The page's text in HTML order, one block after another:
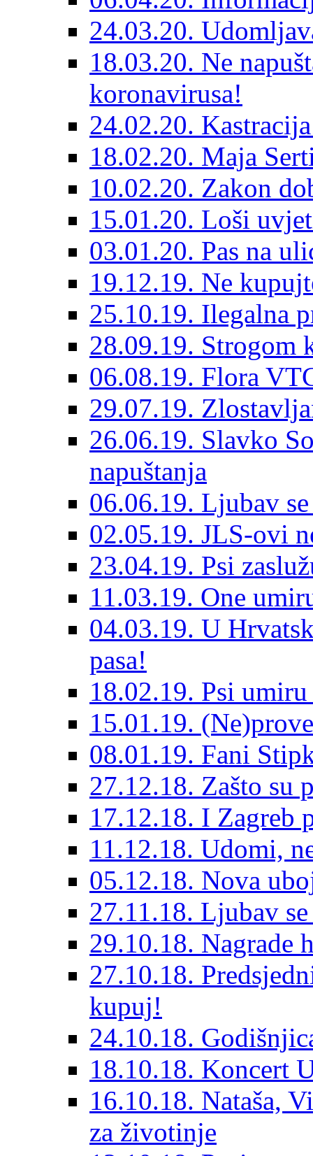
24.03.20.
18.03.20. Ne
koronavirusa!
24.02.20.
18.02.20. Maja
10.02.20. Zakon
15.01.20. Loši
03.01.20. Pas na
19.12.19. Ne
25.10.19. Ilegalna
28.09.19. Strogom
06.08.19. Flora
29.07.19.
26.06.19. Slavko
napuštanja
06.06.19. Ljubav
02.05.19. JLS-ovi
23.04.19. Psi
11.03.19. One
04.03.19. U
pasa!
18.02.19. Psi
15.01.19.
08.01.19. Fani
27.12.18. Zašto su
17.12.18. I Zagreb
11.12.18. Udomi,
05.12.18. Nova
27.11.18. Ljubav
29.10.18. Nagrade
27.10.18.
kupuj!
24.10.18.
18.10.18. Koncert
16.10.18. Nataša,
za životinje